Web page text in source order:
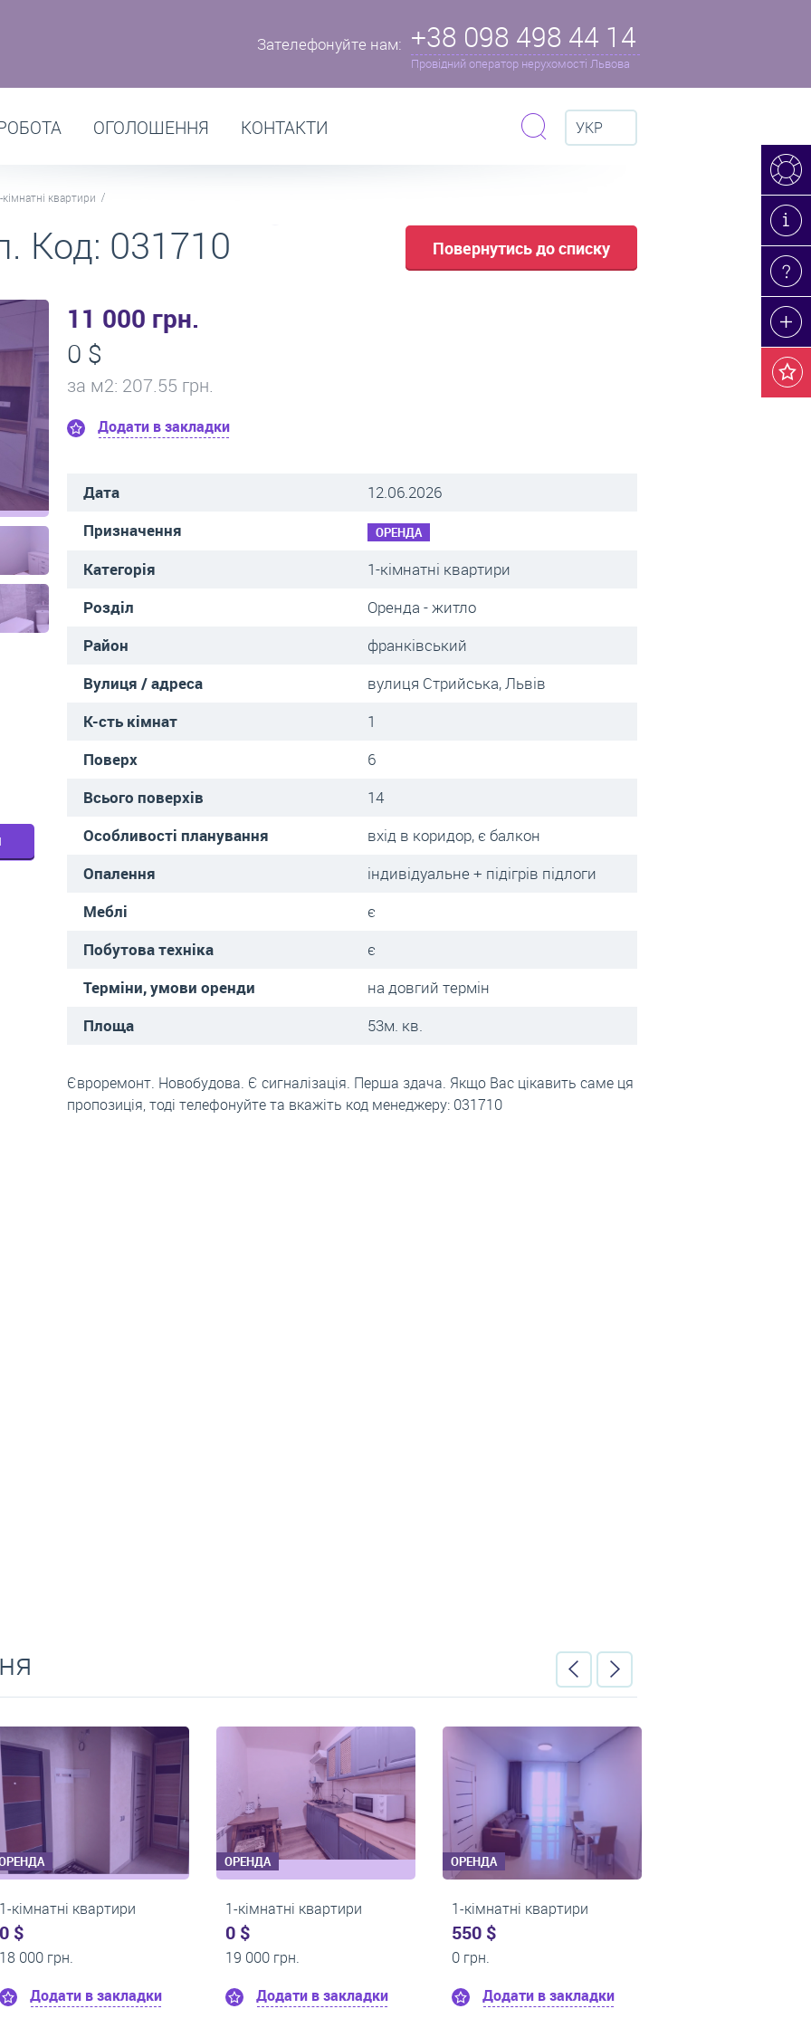
Зателефонуйте нам: +38 098 498 44 14
Провідний оператор нерухомості Львова
ОГОЛОШЕННЯ КОНТАКТИ УКР
кімнатні квартири
Код: 031710 Повернутись до списку
11 000 грн.
0 $
за м2: 207.55 грн.
Додати в закладки
Дата
12.06.2026
Призначення
ОРЕНДА
Категорія
1-кімнатні квартири
Розділ
Оренда - житло
Район
франківський
Вулиця / адреса
вулиця Стрийська, Львів
К-сть кімнат
1
Поверх
6
Всього поверхів
14
Особливості планування
вхід в коридор, є балкон
Опалення
індивідуальне + підігрів підлоги
Меблі
є
Побутова техніка
є
Терміни, умови оренди
на довгий термін
Площа
53м. кв.
Євроремонт. Новобудова. Є сигналізація. Перша здача. Якщо Вас цікавить саме ця
пропозиція, тоді телефонуйте та вкажіть код менеджеру: 031710
ОРЕНДА
1-кімнатні квартири
14 000 грн.
Додати в закладки
ОРЕНДА
1-кімнатні квартири
14 000 грн.
Додати в закладки
ОРЕНДА
1-кімнатні квартири
Додати в закладки